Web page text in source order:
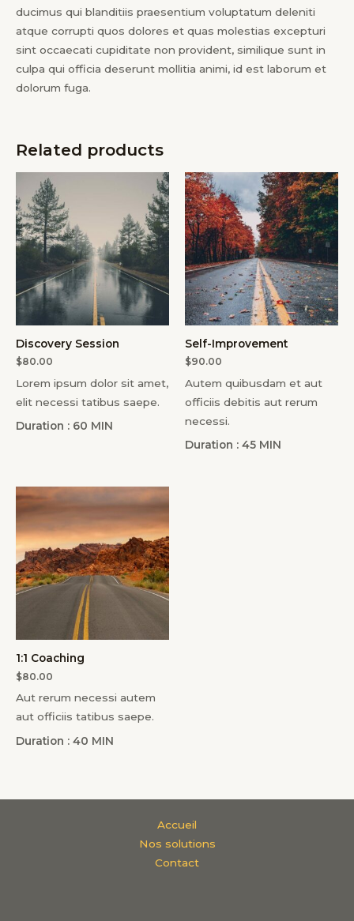
ducimus qui blanditiis praesentium voluptatum deleniti
atque corrupti quos dolores et quas molestias excepturi
sint occaecati cupiditate non provident, similique sunt in
culpa qui officia deserunt mollitia animi, id est laborum et
dolorum fuga.
Related products
Discovery Session
$80.00
Lorem ipsum dolor sit amet,
elit necessi tatibus saepe.
Duration : 60 MIN
Self-Improvement
$90.00
Autem quibusdam et aut
officiis debitis aut rerum
necessi.
Duration : 45 MIN
1:1 Coaching
$80.00
Aut rerum necessi autem
aut officiis tatibus saepe.
Duration : 40 MIN
Accueil
Nos solutions
Contact